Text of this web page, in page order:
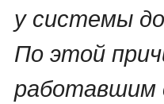
у системы
По этой
работавшим